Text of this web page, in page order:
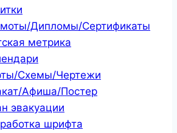
Дипломы/Сертификаты
метрика
Схемы/Чертежи
Афиша/Постер
эвакуации
шрифта